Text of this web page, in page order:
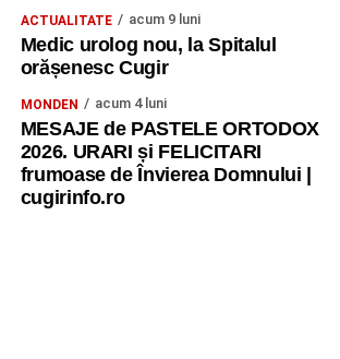
voi duce mai departe, metode pe
experiențe pe care le voi împărtăși și
sustenabilitatea începe prin educație.
Am plecat din Cehia cu mai mult
inspirație, prietenii, idei și dorința de a
am învățat în acțiuni concrete.
sustenabil nu se construiește într-o
ACTUALITATE acum 9 luni
Medic urolog nou, la Spitalul
orășenesc Cugir
MONDEN acum 4 luni
MESAJE de PASTELE ORTODOX
2026. URARI și FELICITARI
frumoase de Învierea Domnului |
cugirinfo.ro